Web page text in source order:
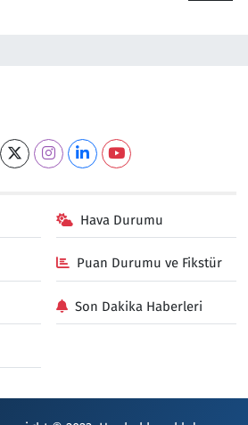
Hava Durumu
Puan Durumu ve Fikstür
Son Dakika Haberleri